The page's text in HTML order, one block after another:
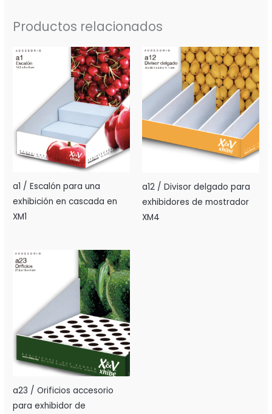
Productos relacionados
a1 / Escalón para una
exhibición en cascada en
XM1
a12 / Divisor delgado para
exhibidores de mostrador
XM4
a23 / Orificios accesorio
para exhibidor de